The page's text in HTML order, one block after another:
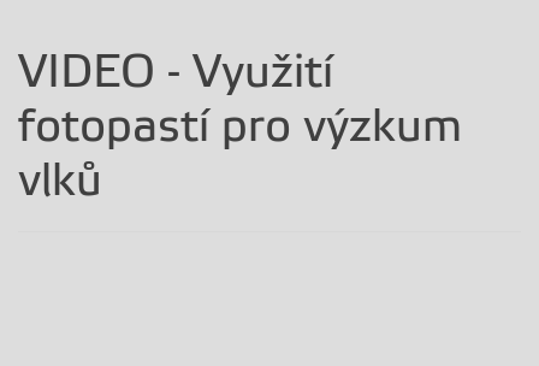
VIDEO - Využití
fotopastí pro výzkum
vlků